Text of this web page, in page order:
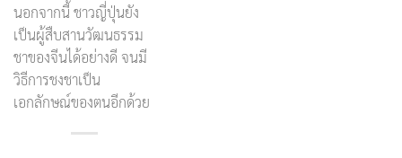
นอกจากนี้ ชาวญี่ปุ่นยัง
เป็นผู้สืบสานวัฒนธรรม
ชาของจีนได้อย่างดี จนมี
วิธีการชงชาเป็น
เอกลักษณ์ของตนอีกด้วย